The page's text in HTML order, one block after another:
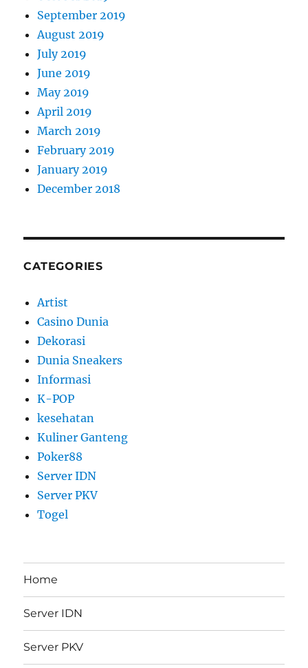
September 2019
August 2019
July 2019
June 2019
May 2019
April 2019
March 2019
February 2019
January 2019
December 2018
CATEGORIES
Artist
Casino Dunia
Dekorasi
Dunia Sneakers
Informasi
K-POP
kesehatan
Kuliner Ganteng
Poker88
Server IDN
Server PKV
Togel
Home
Server IDN
Server PKV